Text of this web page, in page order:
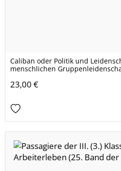
Caliban oder Politik und
menschlichen
23,00 €